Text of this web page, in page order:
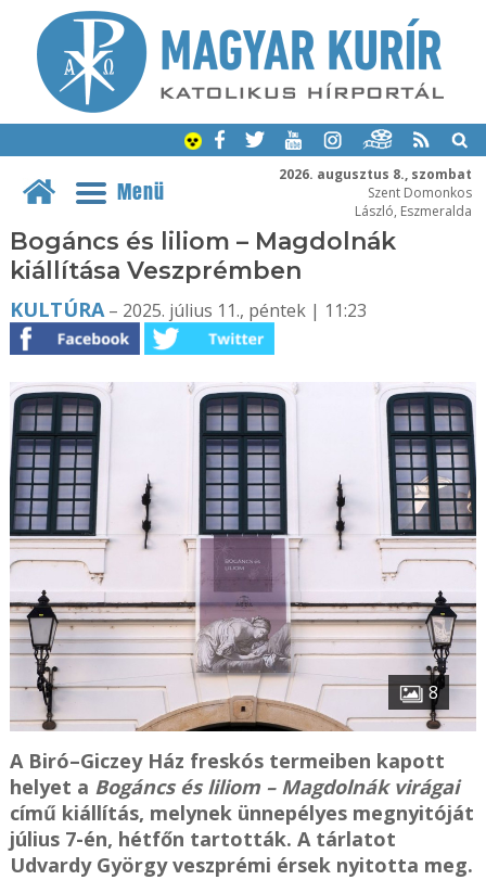
2026. augusztus 8., szombat
Szent Domonkos
László, Eszmeralda
Menü
Bogáncs és liliom – Magdolnák
kiállítása Veszprémben
KULTÚRA– 2025. július 11., péntek | 11:23
8
A Biró–Giczey Ház freskós termeiben kapott
helyet a Bogáncs és liliom – Magdolnák virágai
című kiállítás, melynek ünnepélyes megnyitóját
július 7-én, hétfőn tartották. A tárlatot
Udvardy György veszprémi érsek nyitotta meg.